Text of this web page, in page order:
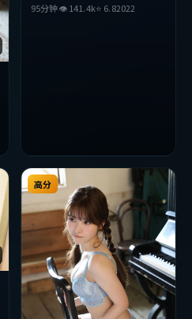
平等主演。影片在叙事与视听上
95分钟👁141.4k⭐ 6.82022
高分